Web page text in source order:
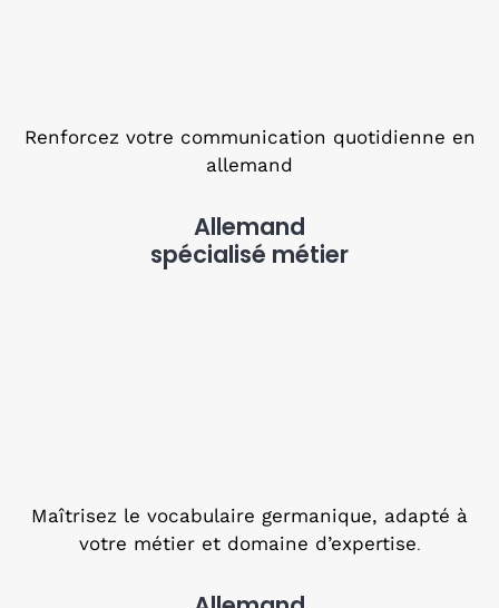
Renforcez votre communication quotidienne en
allemand
Allemand
spécialisé métier
Maîtrisez le vocabulaire germanique, adapté à
votre métier et domaine d’expertise.